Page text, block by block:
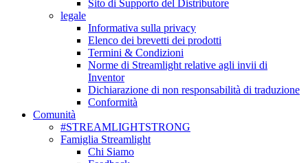
Sito di Supporto del Distributore
legale
Informativa sulla privacy
Elenco dei brevetti dei prodotti
Termini & Condizioni
Norme di Streamlight relative agli invii di
Inventor
Dichiarazione di non responsabilità di traduzione
Conformità
Comunità
#STREAMLIGHTSTRONG
Famiglia Streamlight
Chi Siamo